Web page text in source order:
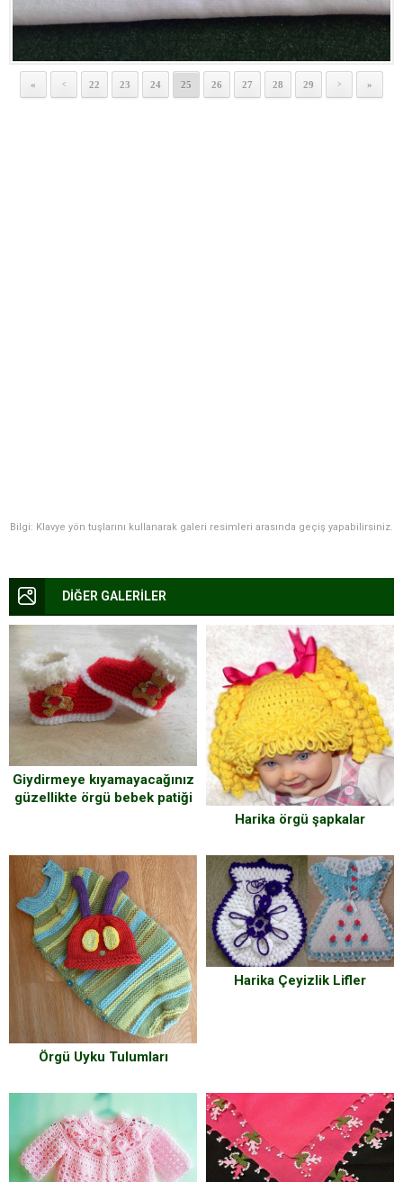
« < 22 23 24 25 26 27 28 29 > »
Bilgi: Klavye yön tuşlarını kullanarak galeri resimleri arasında geçiş yapabilirsiniz.
DİĞER GALERİLER
Giydirmeye kıyamayacağınız
güzellikte örgü bebek patiği
Harika örgü şapkalar
Örgü Uyku Tulumları
Harika Çeyizlik Lifler